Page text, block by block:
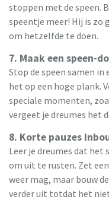
stoppen met de speen.
speentje meer! Hij is zo
om hetzelfde te doen.
7. Maak een speen-
Stop de speen samen
het op een hoge plank.
speciale momenten,
vergeet je dreumes het
8. Korte pauzes
Leer je dreumes dat het
om uit te rusten. Zet
weer mag, maar bouw
verder uit totdat het